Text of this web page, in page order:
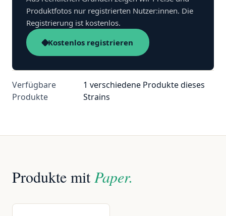
Produktfotos nur registrierten Nutzer:innen. Die
Registrierung ist kostenlos.
Kostenlos registrieren
Verfügbare
Produkte
1 verschiedene Produkte dieses
Strains
Produkte mitPaper.